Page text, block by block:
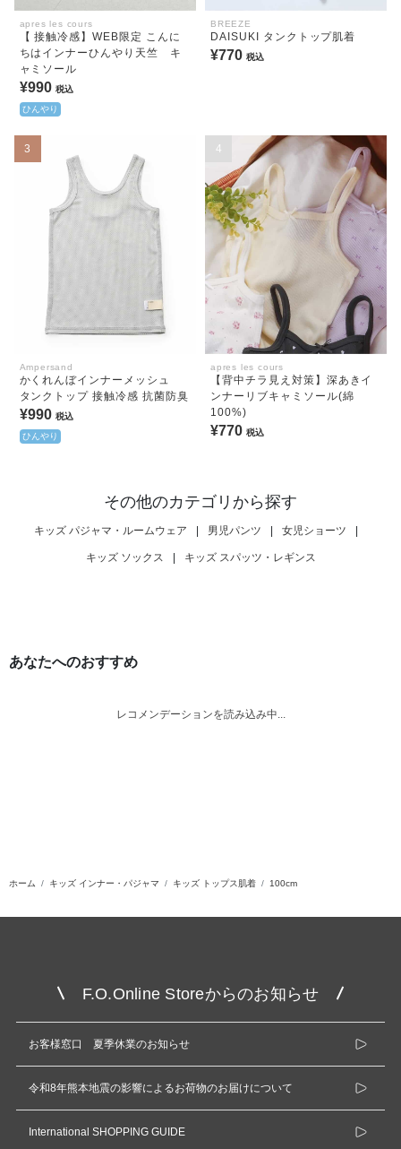
apres les cours
【 接触冷感】WEB限定 こんに
ちはインナーひんやり天竺 キ
ャミソール
¥990 税込
ひんやり
BREEZE
DAISUKI タンクトップ肌着
¥770 税込
3
Ampersand
かくれんぼインナーメッシュ
タンクトップ 接触冷感 抗菌防臭
¥990 税込
ひんやり
4
apres les cours
【背中チラ見え対策】深あきイ
ンナーリブキャミソール(綿
100%)
¥770 税込
その他のカテゴリから探す
キッズ パジャマ・ルームウェア 男児パンツ 女児ショーツ
キッズ ソックス キッズ スパッツ・レギンス
あなたへのおすすめ
レコメンデーションを読み込み中...
ホーム キッズ インナー・パジャマ キッズ トップス肌着 100cm
F.O.Online Storeからのお知らせ
お客様窓口 夏季休業のお知らせ
令和8年熊本地震の影響によるお荷物のお届けについて
International SHOPPING GUIDE